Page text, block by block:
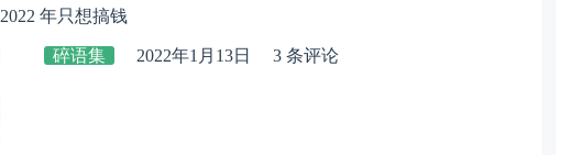
2022 年只想搞钱
碎语集 2022年1月13日 3 条评论